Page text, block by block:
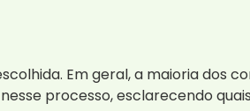
Em geral, a maioria dos
processo, esclarecendo